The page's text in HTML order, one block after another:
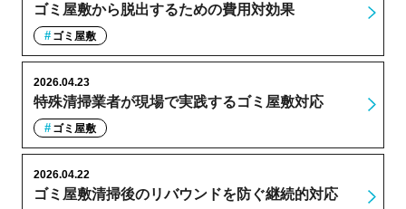
ゴミ屋敷から脱出するための費用対効果
ゴミ屋敷
特殊清掃業者が現場で実践するゴミ屋敷対応
2026.04.23
ゴミ屋敷
ゴミ屋敷清掃後のリバウンドを防ぐ継続的対応
2026.04.22